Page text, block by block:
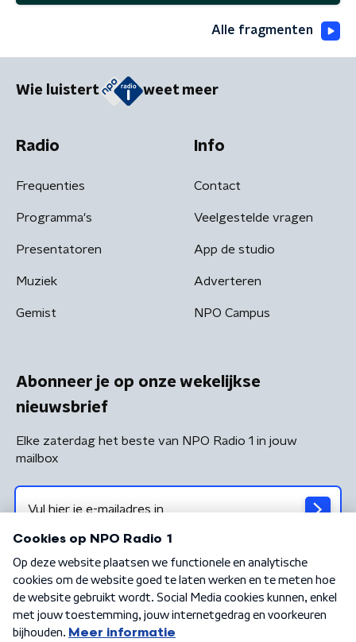
Alle fragmenten
Wie luistert weet meer
Radio
Frequenties
Programma's
Presentatoren
Muziek
Gemist
Info
Contact
Veelgestelde vragen
App de studio
Adverteren
NPO Campus
Abonneer je op onze wekelijkse
nieuwsbrief
Elke zaterdag het beste van NPO Radio 1 in jouw
mailbox
Algemene voorwaarden